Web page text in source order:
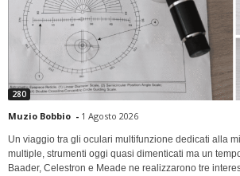
280
Muzio Bobbio - 1 Agosto 2026
Un viaggio tra gli oculari multifunzione dedicati alla
multiple, strumenti oggi quasi dimenticati ma un
Baader, Celestron e Meade ne realizzarono tre